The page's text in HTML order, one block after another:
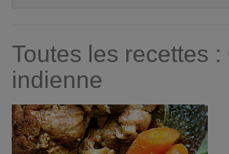
Toutes les recettes :
indienne